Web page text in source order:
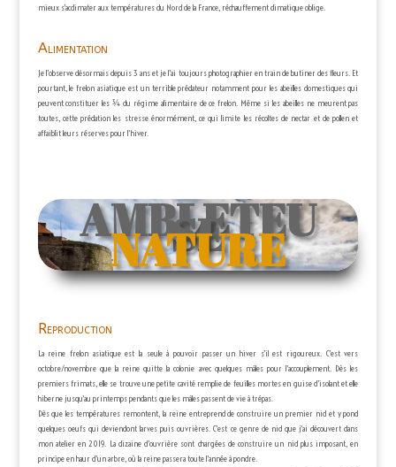
mieux s’acclimater aux températures du Nord de la France, réchauffement climatique oblige.
Alimentation
Je l’observe désormais depuis 3 ans et je l’ai toujours photographier en train de butiner des fleurs. Et
pourtant, le frelon asiatique est un terrible prédateur notamment pour les abeilles domestiques qui
peuvent constituer les ¾ du régime alimentaire de ce frelon. Même si les abeilles ne meurent pas
toutes, cette prédation les stresse énormément, ce qui limite les récoltes de nectar et de pollen et
affaiblit leurs réserves pour l’hiver.
AMBLETEU
SE
NATURE
Reproduction
La reine frelon asiatique est la seule à pouvoir passer un hiver s’il est rigoureux. C’est vers
octobre/novembre que la reine quitte la colonie avec quelques mâles pour l’accouplement. Dès les
premiers frimats, elle se trouve une petite cavité remplie de feuilles mortes en guise d’isolant et elle
hiberne jusqu’au printemps pendants que les mâles passent de vie à trépas.
Dès que les températures remontent, la reine entreprend de construire un premier nid et y pond
quelques oeufs qui deviendont larves puis ouvrières. C’est ce genre de nid que j’ai découvert dans
mon atelier en 2019. La dizaine d’ouvrière sont chargées de construire un nid plus imposant, en
principe en haur d’un arbre, où la reine passera toute l’année à pondre.